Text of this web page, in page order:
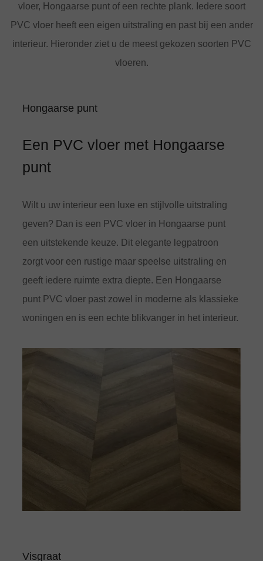
vloer, Hongaarse punt of een rechte plank. Iedere soort
PVC vloer heeft een eigen uitstraling en past bij een ander
interieur. Hieronder ziet u de meest gekozen soorten PVC
vloeren.
Hongaarse punt
Een PVC vloer met Hongaarse
punt
Wilt u uw interieur een luxe en stijlvolle uitstraling
geven? Dan is een PVC vloer in Hongaarse punt
een uitstekende keuze. Dit elegante legpatroon
zorgt voor een rustige maar speelse uitstraling en
geeft iedere ruimte extra diepte. Een Hongaarse
punt PVC vloer past zowel in moderne als klassieke
woningen en is een echte blikvanger in het interieur.
Visgraat